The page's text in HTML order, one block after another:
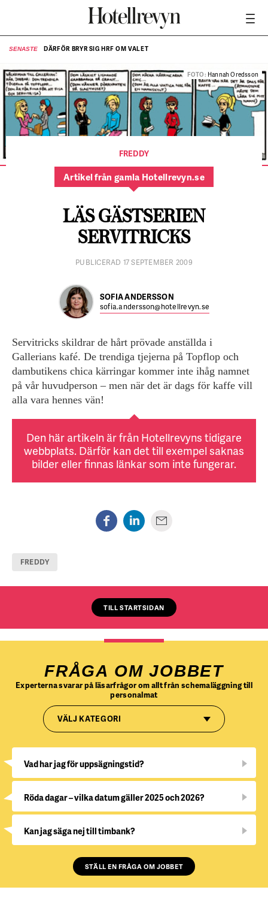
SENASTE DÄRFÖR BRYR SIG HRF OM VALET
FOTO: Hannah Oredsson
FREDDY
Artikel från gamla Hotellrevyn.se
LÄS GÄSTSERIEN
SERVITRICKS
PUBLICERAD 17 SEPTEMBER 2009
SOFIA ANDERSSON
sofia.andersson@hotellrevyn.se
Servitricks skildrar de hårt prövade anställda i
Gallerians kafé. De trendiga tjejerna på Topflop och
dambutikens chica kärringar kommer inte ihåg namnet
på vår huvudperson – men när det är dags för kaffe vill
alla vara hennes vän!
Den här artikeln är från Hotellrevyns tidigare
webbplats. Därför kan det till exempel saknas
bilder eller finnas länkar som inte fungerar.
FREDDY
TILL STARTSIDAN
FRÅGA OM JOBBET
Experterna svarar på läsarfrågor om allt från schemaläggning till
personalmat
VÄLJ KATEGORI
Vad har jag för uppsägningstid?
Röda dagar – vilka datum gäller 2025 och 2026?
Kan jag säga nej till timbank?
STÄLL EN FRÅGA OM JOBBET